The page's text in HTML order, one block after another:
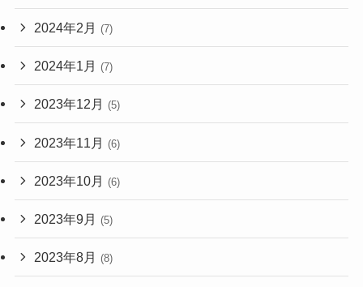
2024年2月 (7)
2024年1月 (7)
2023年12月 (5)
2023年11月 (6)
2023年10月 (6)
2023年9月 (5)
2023年8月 (8)